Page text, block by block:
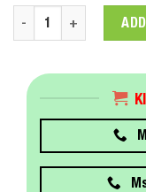
C12C815411